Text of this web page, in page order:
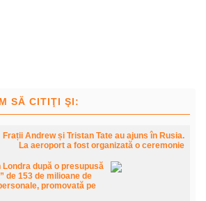
SĂ CITIŢI ŞI:
Frații Andrew și Tristan Tate au ajuns în Rusia.
La aeroport a fost organizată o ceremonie
după o presupusă
de 153 de milioane de
promovată pe